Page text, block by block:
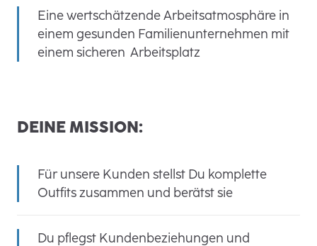
Eine wertschätzende Arbeitsatmosphäre in
einem gesunden Familienunternehmen mit
einem sicheren Arbeitsplatz
DEINE MISSION:
Für unsere Kunden stellst Du komplette
Outfits zusammen und berätst sie
Du pflegst Kundenbeziehungen und